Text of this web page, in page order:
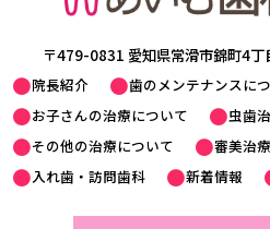
〒479-0831 愛知県常滑市錦町4
院長紹介
歯のメンテナンスに
お子さんの治療について
虫歯
その他の治療について
審美治
入れ歯・訪問歯科
新着情報